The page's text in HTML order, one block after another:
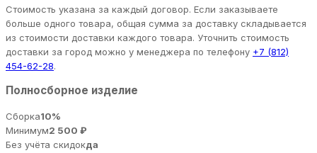
Стоимость указана за каждый договор. Если заказываете
больше одного товара, общая сумма за доставку складывается
из стоимости доставки каждого товара. Уточнить стоимость
доставки за город можно у менеджера по телефону +7 (812)
454-62-28.
Полносборное изделие
Сборка10%
Минимум2 500 ₽
Без учёта скидокда